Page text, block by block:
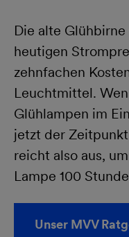
Die alte
heutigen
zehnfachen
Leuchtmittel.
Glühlampen im
jetzt der
reicht also aus,
Lampe 100
Unser MVV